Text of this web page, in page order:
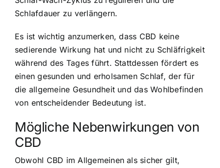
Schlafdauer zu verlängern.
Es ist wichtig anzumerken, dass CBD keine
sedierende Wirkung hat und nicht zu Schläfrigkeit
während des Tages führt. Stattdessen fördert es
einen gesunden und erholsamen Schlaf, der für
die allgemeine Gesundheit und das Wohlbefinden
von entscheidender Bedeutung ist.
Mögliche Nebenwirkungen von
CBD
Obwohl CBD im Allgemeinen als sicher gilt,